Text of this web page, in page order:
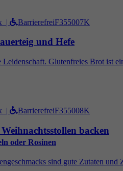
| BarrierefreiF355007K
und Hefe
Glutenfreies Brot ist
| BarrierefreiF355008K
backen
oder Rosinen
sind gute Zutaten und